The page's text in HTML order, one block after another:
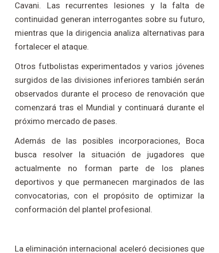
Cavani. Las recurrentes lesiones y la falta de
continuidad generan interrogantes sobre su futuro,
mientras que la dirigencia analiza alternativas para
fortalecer el ataque.
Otros futbolistas experimentados y varios jóvenes
surgidos de las divisiones inferiores también serán
observados durante el proceso de renovación que
comenzará tras el Mundial y continuará durante el
próximo mercado de pases.
Además de las posibles incorporaciones, Boca
busca resolver la situación de jugadores que
actualmente no forman parte de los planes
deportivos y que permanecen marginados de las
convocatorias, con el propósito de optimizar la
conformación del plantel profesional.
La eliminación internacional aceleró decisiones que